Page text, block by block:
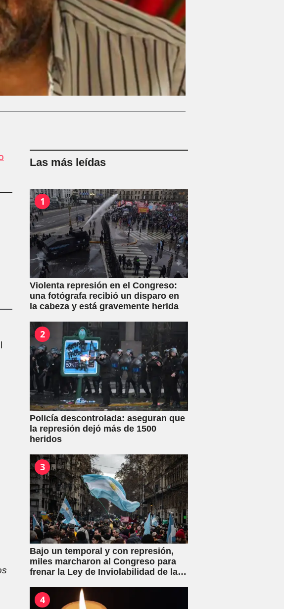
Las más leídas
1
Violenta represión en el Congreso:
una fotógrafa recibió un disparo en
la cabeza y está gravemente herida
2
Policía descontrolada: aseguran que
la represión dejó más de 1500
heridos
3
Bajo un temporal y con represión,
miles marcharon al Congreso para
frenar la Ley de Inviolabilidad de la
4